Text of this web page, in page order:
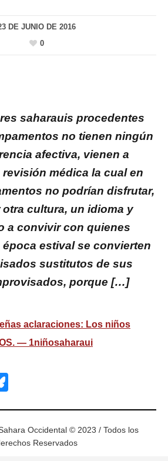
DE JUNIO DE 2016
0
saharauis procedentes
no tienen ningún
afectiva, vienen a
médica la cual en
no podrían disfrutar,
cultura, un idioma y
a convivir con quienes
época estival se convierten
sustitutos de sus
porque […]
aclaraciones: Los niños
— 1niñosaharaui
Occidental © 2023 / Todos los
Reservados